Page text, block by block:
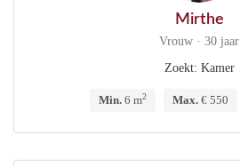
Mirthe
Vrouw · 30 jaar
Zoekt: Kamer
Min. 6 m2 Max. € 550